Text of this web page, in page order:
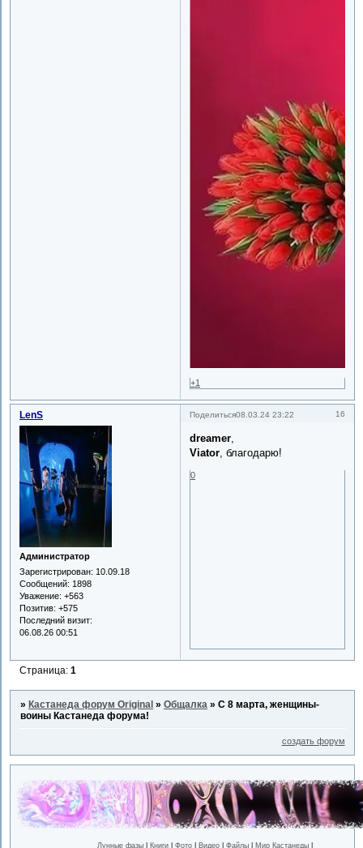
+1
Поделиться 16
08.03.24 23:22
LenS
Администратор
Зарегистрирован: 10.09.18
Сообщений: 1898
Уважение: +563
Позитив: +575
Последний визит:
06.08.26 00:51
dreamer,
Viator, благодарю!
0
Страница:1
»Кастанеда форум Original »Общалка »С 8 марта, женщины-
воины Кастанеда форума!
создать форум
Лунные фазы Книги Фото Видео Файлы Мир Кастанеды